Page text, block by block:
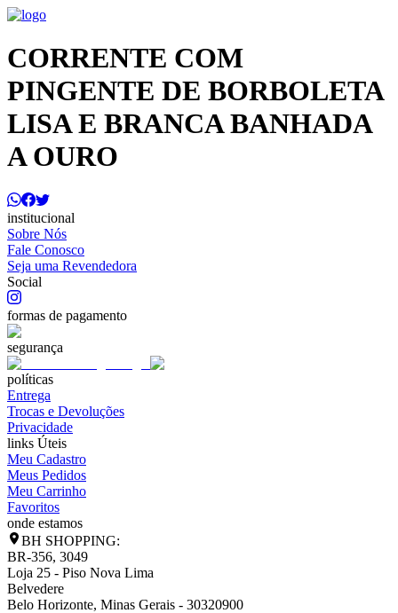
CORRENTE COM
PINGENTE DE BORBOLETA
LISA E BRANCA BANHADA
A OURO
institucional
Sobre Nós
Fale Conosco
Seja uma Revendedora
Social
formas de pagamento
segurança
políticas
Entrega
Trocas e Devoluções
Privacidade
links Úteis
Meu Cadastro
Meus Pedidos
Meu Carrinho
Favoritos
onde estamos
BH SHOPPING:
BR-356, 3049
Loja 25 - Piso Nova Lima
Belvedere
Belo Horizonte, Minas Gerais - 30320900